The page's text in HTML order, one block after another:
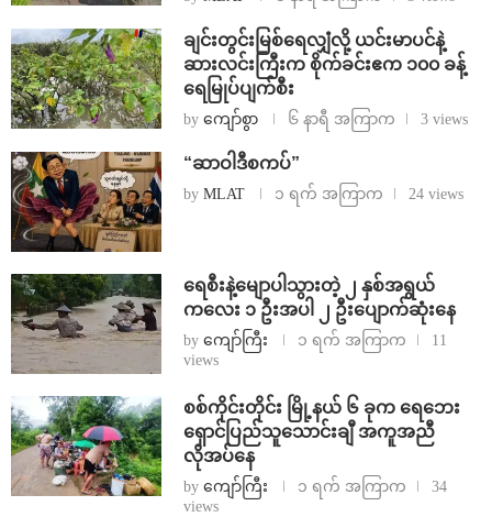
ချင်းတွင်းမြစ်ရေလျှံလို့ ယင်းမာပင်နဲ့
ဆားလင်းကြီးက စိုက်ခင်းဧက ၁၀၀ ခန့်
ရေမြုပ်ပျက်စီး
by ကျော်စွာ ၆ နာရီ အကြာက 3 views
“ဆာဝါဒီစကပ်”
by MLAT ၁ ရက် အကြာက 24 views
ရေစီးနဲ့မျောပါသွားတဲ့ ၂ နှစ်အရွယ်
ကလေး ၁ ဦးအပါ ၂ ဦးပျောက်ဆုံးနေ
by ကျော်ကြီး ၁ ရက် အကြာက
11
views
စစ်ကိုင်းတိုင်း မြို့နယ် ၆ ခုက ရေဘေး
ရှောင်ပြည်သူသောင်းချီ အကူအညီ
လိုအပ်နေ
by ကျော်ကြီး ၁ ရက် အကြာက
34
views